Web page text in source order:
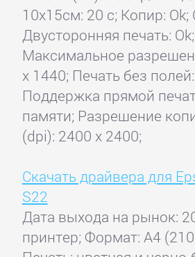
10x15см: 20 с; Копир: Ok;
Двусторонняя печать: Ok;
Максимальное
x 1440; Печать без полей:
Поддержка прямой
памяти; Разрешение
(dpi): 2400 x 2400;
Скачать драйвера для
S22
Дата выхода на рынок:
принтер; Формат: A4